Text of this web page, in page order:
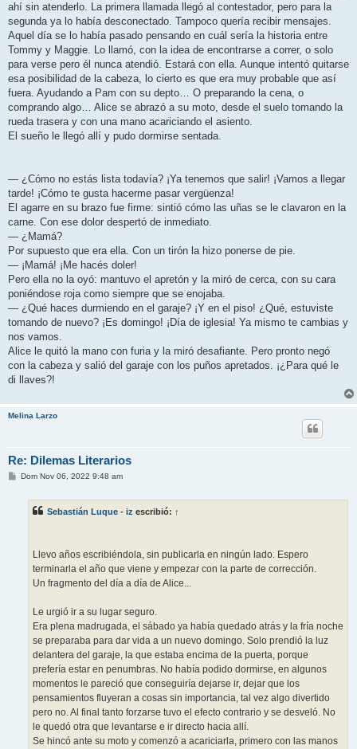
ahí sin atenderlo. La primera llamada llegó al contestador, pero para la
segunda ya lo había desconectado. Tampoco quería recibir mensajes.
Aquel día se lo había pasado pensando en cuál sería la historia entre
Tommy y Maggie. Lo llamó, con la idea de encontrarse a correr, o solo
para verse pero él nunca atendió. Estará con ella. Aunque intentó quitarse
esa posibilidad de la cabeza, lo cierto es que era muy probable que así
fuera. Ayudando a Pam con su depto… O preparando la cena, o
comprando algo… Alice se abrazó a su moto, desde el suelo tomando la
rueda trasera y con una mano acariciando el asiento.
El sueño le llegó allí y pudo dormirse sentada.
— ¿Cómo no estás lista todavía? ¡Ya tenemos que salir! ¡Vamos a llegar
tarde! ¡Cómo te gusta hacerme pasar vergüenza!
El agarre en su brazo fue firme: sintió cómo las uñas se le clavaron en la
carne. Con ese dolor despertó de inmediato.
— ¿Mamá?
Por supuesto que era ella. Con un tirón la hizo ponerse de pie.
— ¡Mamá! ¡Me hacés doler!
Pero ella no la oyó: mantuvo el apretón y la miró de cerca, con su cara
poniéndose roja como siempre que se enojaba.
— ¿Qué haces durmiendo en el garaje? ¡Y en el piso! ¿Qué, estuviste
tomando de nuevo? ¡Es domingo! ¡Día de iglesia! Ya mismo te cambias y
nos vamos.
Alice le quitó la mano con furia y la miró desafiante. Pero pronto negó
con la cabeza y salió del garaje con los puños apretados. ¡¿Para qué le
di llaves?!
Melina Larzo
Re: Dilemas Literarios
MDom Nov 06, 2022 9:48 am
Sebastián Luque - iz escribió: ↑
Llevo años escribiéndola, sin publicarla en ningún lado. Espero
terminarla el año que viene y empezar con la parte de corrección.
Un fragmento del día a día de Alice...
Le urgió ir a su lugar seguro.
Era plena madrugada, el sábado ya había quedado atrás y la fría noche
se preparaba para dar vida a un nuevo domingo. Solo prendió la luz
delantera del garaje, la que estaba encima de la puerta, porque
prefería estar en penumbras. No había podido dormirse, en algunos
momentos le pareció que conseguiría dejarse ir, dejar que los
pensamientos fluyeran a cosas sin importancia, tal vez algo divertido
pero no. Al final tanto forzarse tuvo el efecto contrario y se desveló. No
le quedó otra que levantarse e ir directo hacia allí.
Se hincó ante su moto y comenzó a acariciarla, primero con las manos